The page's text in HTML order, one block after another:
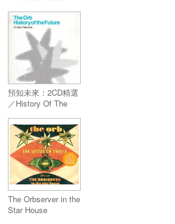
預知未來：2CD精選
／History Of The
The Orbserver in the
Star House